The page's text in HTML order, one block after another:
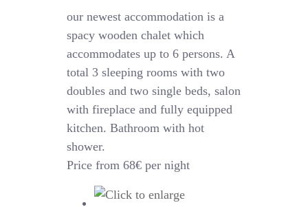
our newest accommodation is a
spacy wooden chalet which
accommodates up to 6 persons. A
total 3 sleeping rooms with two
doubles and two single beds, salon
with fireplace and fully equipped
kitchen. Bathroom with hot
shower.
Price from 68€ per night